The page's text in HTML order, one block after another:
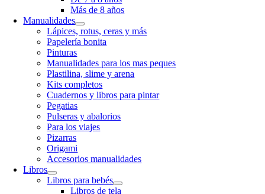
Más de 8 años
Manualidades
Lápices, rotus, ceras y más
Papelería bonita
Pinturas
Manualidades para los mas peques
Plastilina, slime y arena
Kits completos
Cuadernos y libros para pintar
Pegatias
Pulseras y abalorios
Para los viajes
Pizarras
Origami
Accesorios manualidades
Libros
Libros para bebés
Libros de tela